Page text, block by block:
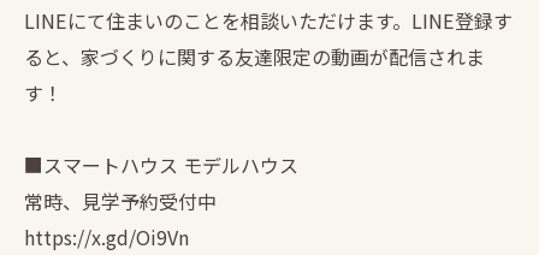
LINEにて住まいのことを相談いただけます。LINE登録す
ると、家づくりに関する友達限定の動画が配信されま
す！
■スマートハウス モデルハウス
常時、見学予約受付中
https://x.gd/Oi9Vn